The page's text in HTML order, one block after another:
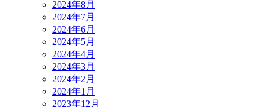
2024年8月
2024年7月
2024年6月
2024年5月
2024年4月
2024年3月
2024年2月
2024年1月
2023年12月